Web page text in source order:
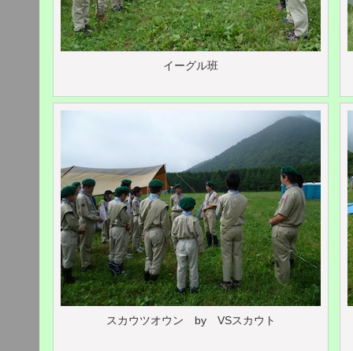
イーグル班
スカウツオウン by VSスカウト